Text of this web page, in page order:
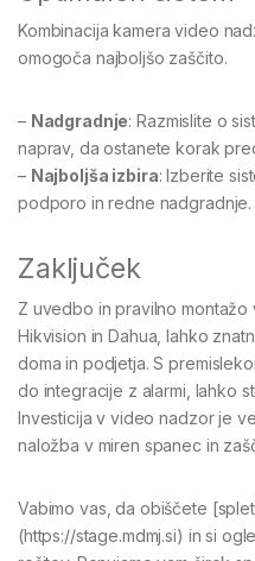
Kombinacija kamera video
omogoča najboljšo zaščito.
– Nadgradnje: Razmislite o
naprav, da ostanete korak
– Najboljša izbira: Izberite
podporo in redne nadgradnje.
Zaključek
Z uvedbo in pravilno
Hikvision in Dahua, lahko
doma in podjetja. S
do integracije z alarmi, lahko
Investicija v video nadzor je
naložba v miren spanec in
Vabimo vas, da obiščete
(https://stage.mdmj.si) in si